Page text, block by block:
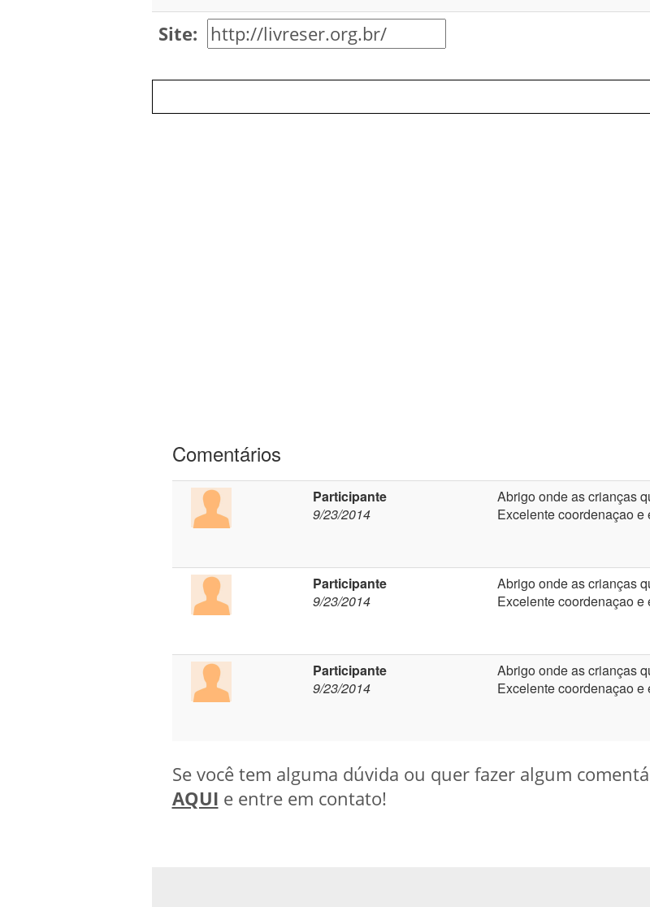
Site:
Comentários
Participante
9/23/2014
Abrigo onde as crianças
Excelente coordenaçao e
Participante
9/23/2014
Abrigo onde as crianças
Excelente coordenaçao e
Participante
9/23/2014
Abrigo onde as crianças
Excelente coordenaçao e
Se você tem alguma dúvida ou quer fazer algum
AQUI e entre em contato!